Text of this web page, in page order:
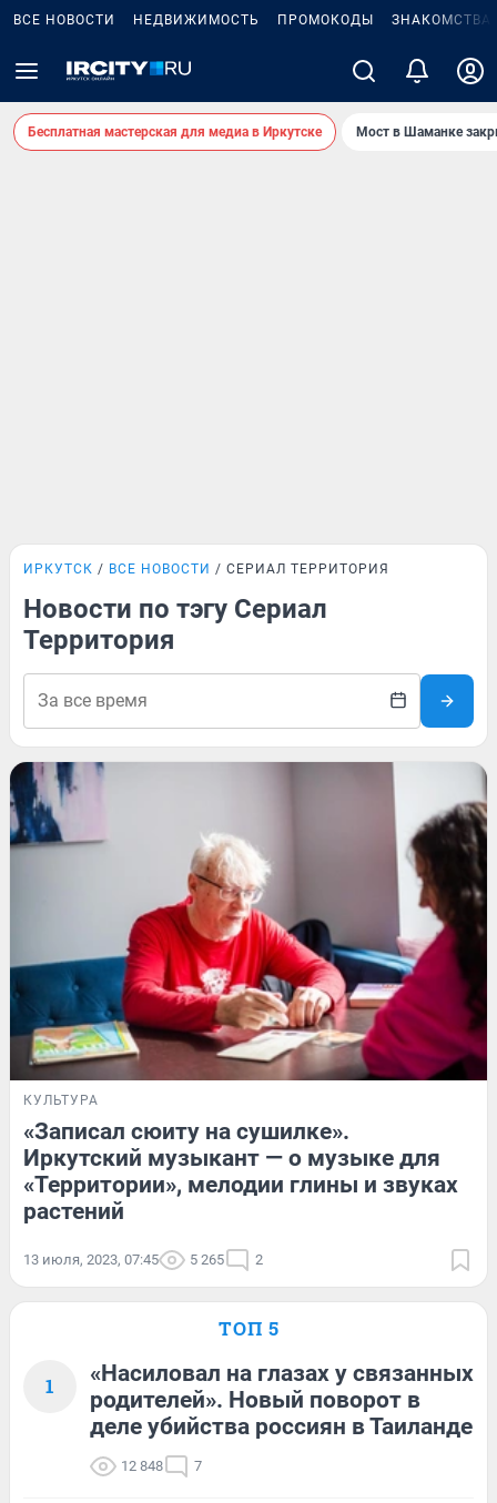
ВСЕ НОВОСТИ НЕДВИЖИМОСТЬ ПРОМОКОДЫ ЗНАКОМСТВА
Бесплатная мастерская для медиа в Иркутске Мост в Шаманке
ИРКУТСК ВСЕ НОВОСТИ СЕРИАЛ ТЕРРИТОРИЯ
Новости по тэгу Сериал
Территория
КУЛЬТУРА
«Записал сюиту на сушилке».
Иркутский музыкант — о музыке для
«Территории», мелодии глины и звуках
растений
13 июля, 2023, 07:45 5 265 2
ТОП 5
1
«Насиловал на глазах у связанных
родителей». Новый поворот в
деле убийства россиян в Таиланде
12 848 7